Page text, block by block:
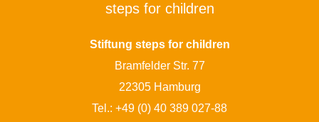
steps for children
Stiftung steps for children
Bramfelder Str. 77
22305 Hamburg
Tel.: +49 (0) 40 389 027-88